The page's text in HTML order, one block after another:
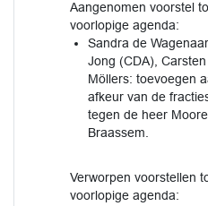
Aangenomen voorstel
voorlopige agenda:
Sandra de
Jong (CDA),
Möllers: toevoegen
afkeur van de
tegen de heer
Braassem.
Verworpen voorstellen
voorlopige agenda: